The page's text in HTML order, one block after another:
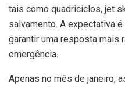
tais como quadriciclos, jet
salvamento. A expectativa
garantir uma resposta mais
emergência.
Apenas no mês de janeiro,